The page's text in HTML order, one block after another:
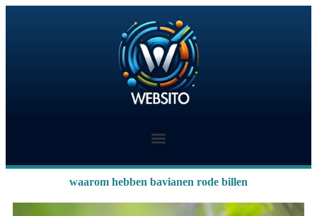
waarom hebben bavianen rode billen